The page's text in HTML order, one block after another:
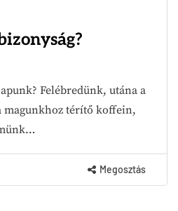
Felébredünk, utána a
magunkhoz térítő koffein,
Megosztás